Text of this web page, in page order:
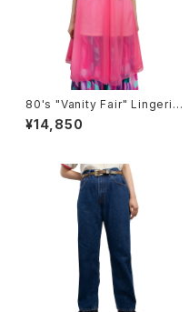
80's "Vanity Fair" Lingerie
Jacket
¥14,850